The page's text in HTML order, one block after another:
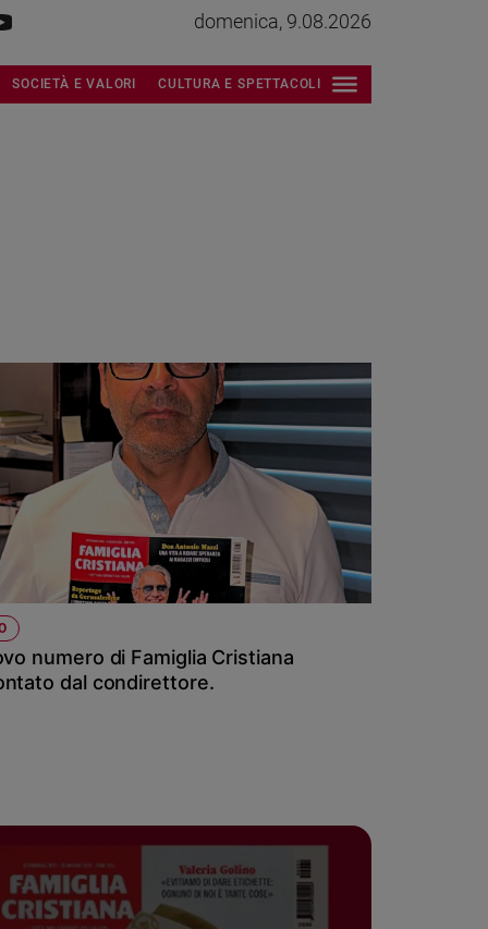
domenica, 9.08.2026
SOCIETÀ E VALORI CULTURA E SPETTACOLI
numero di Famiglia Cristiana
dal condirettore.